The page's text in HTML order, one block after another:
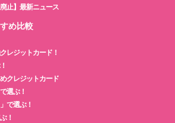
止】最新ニュース
め比較
レジットカード！
クレジットカード
選ぶ！
で選ぶ！
！